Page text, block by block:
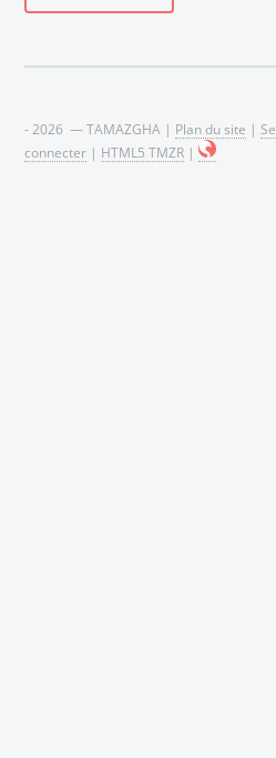
- 2026 — TAMAZGHA | Plan du site | Se
connecter | HTML5 TMZR |